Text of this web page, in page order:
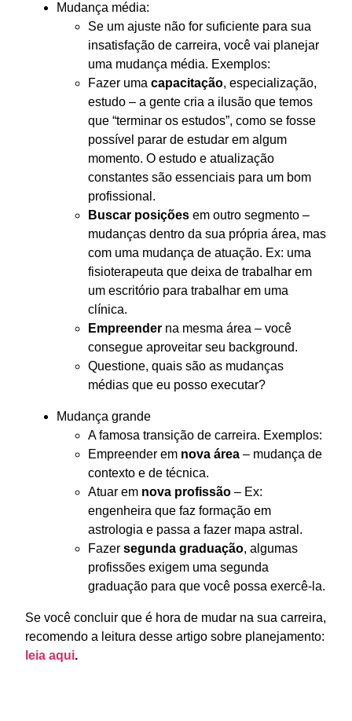
Mudança média:
Se um ajuste não for suficiente para sua
insatisfação de carreira, você vai planejar
uma mudança média. Exemplos:
Fazer uma capacitação, especialização,
estudo – a gente cria a ilusão que temos
que “terminar os estudos”, como se fosse
possível parar de estudar em algum
momento. O estudo e atualização
constantes são essenciais para um bom
profissional.
Buscar posições em outro segmento –
mudanças dentro da sua própria área, mas
com uma mudança de atuação. Ex: uma
fisioterapeuta que deixa de trabalhar em
um escritório para trabalhar em uma
clínica.
Empreender na mesma área – você
consegue aproveitar seu background.
Questione, quais são as mudanças
médias que eu posso executar?
Mudança grande
A famosa transição de carreira. Exemplos:
Empreender em nova área – mudança de
contexto e de técnica.
Atuar em nova profissão – Ex:
engenheira que faz formação em
astrologia e passa a fazer mapa astral.
Fazer segunda graduação, algumas
profissões exigem uma segunda
graduação para que você possa exercê-la.
Se você concluir que é hora de mudar na sua carreira,
recomendo a leitura desse artigo sobre planejamento:
leia aqui.